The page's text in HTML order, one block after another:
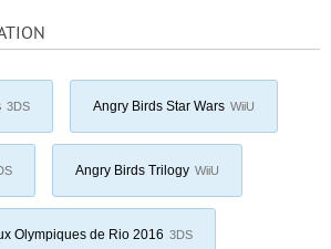
3DS Angry Birds Star Wars WiiU
Angry Birds Trilogy WiiU
Olympiques de Rio 2016 3DS